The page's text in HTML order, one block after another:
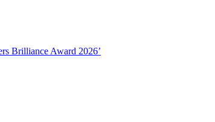
Brilliance Award 2026’